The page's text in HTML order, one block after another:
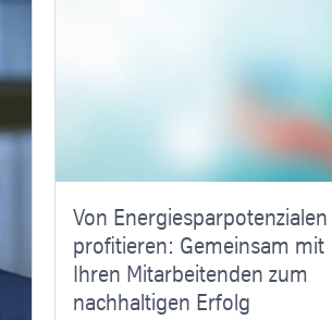
Von Energiesparpotenzialen
profitieren: Gemeinsam mit
Ihren Mitarbeitenden zum
nachhaltigen Erfolg